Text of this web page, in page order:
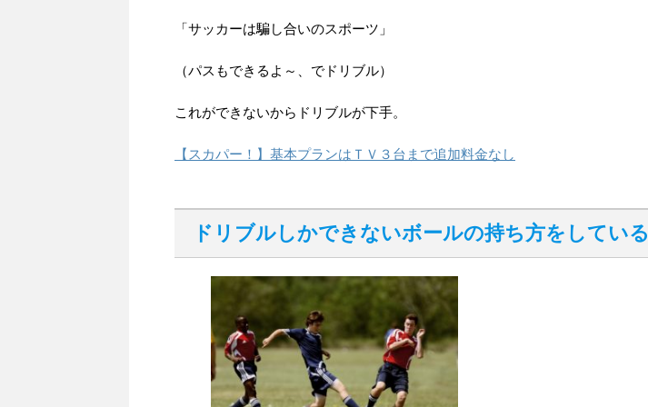
「サッカーは騙し合いのスポーツ」
（パスもできるよ～、でドリブル）
これができないからドリブルが下手。
【スカパー！】基本プランはＴＶ３台まで追加料金なし
ドリブルしかできないボールの持ち方をしている